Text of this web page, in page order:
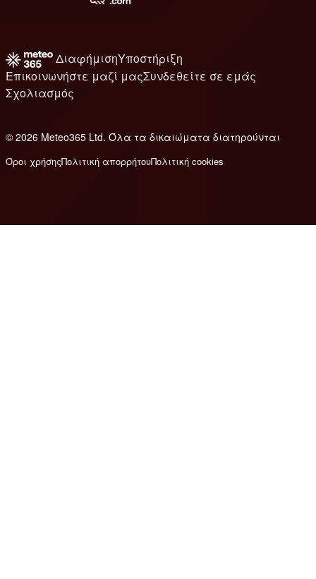
ΔιαφήμισηΥποστήριξη
Επικοινωνήστε μαζί μαςΣυνδεθείτε σε εμάς
Σχολιασμός
© 2026 Meteo365 Ltd. Όλα τα δικαιώματα διατηρούνται
Όροι χρήσηςΠολιτική απορρήτουΠολιτική cookies